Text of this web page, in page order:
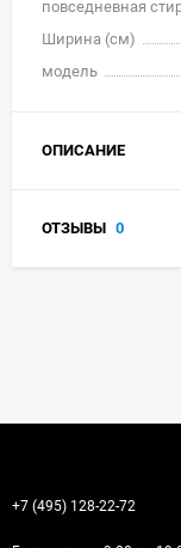
повседневная
Ширина (см)
модель
ОПИСАНИЕ
ОТЗЫВЫ 0
+7 (495) 128-22-72